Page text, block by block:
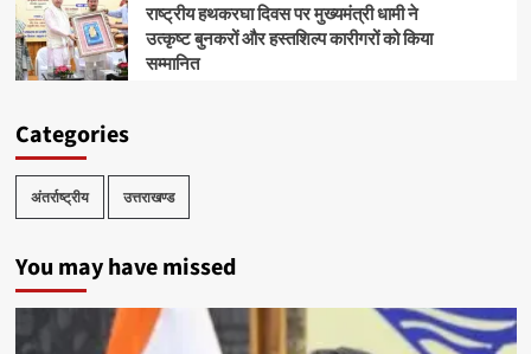
राष्ट्रीय हथकरघा दिवस पर मुख्यमंत्री धामी ने
उत्कृष्ट बुनकरों और हस्तशिल्प कारीगरों को किया
सम्मानित
Categories
अंतर्राष्ट्रीय उत्तराखण्ड
You may have missed